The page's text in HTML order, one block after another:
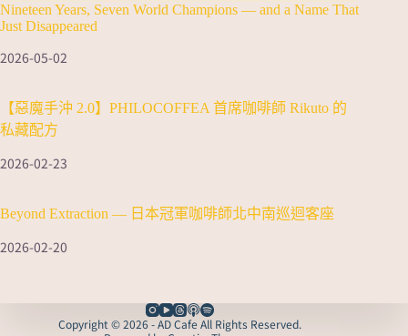
Nineteen Years, Seven World Champions — and a Name That
Just Disappeared
2026-05-02
【惡魔手沖 2.0】PHILOCOFFEA 首席咖啡師 Rikuto 的
私藏配方
2026-02-23
Beyond Extraction — 日本冠軍咖啡師北中南巡迴客座
2026-02-20
Copyright © 2026 - AD Cafe All Rights Reserved.